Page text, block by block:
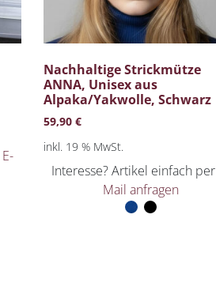
E-
Nachhaltige Strickmütze
ANNA, Unisex aus
Alpaka/Yakwolle, Schwarz
59,90 €
inkl. 19 % MwSt.
Interesse? Artikel einfach per
Mail anfragen